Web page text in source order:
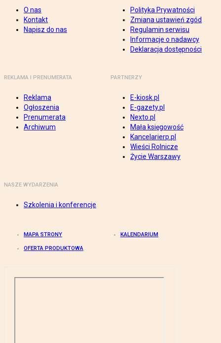
O nas
Kontakt
Napisz do nas
Polityka Prywatności
Zmiana ustawień zgód
Regulamin serwisu
Informacje o nadawcy
Deklaracja dostępności
REKLAMA I PRENUMERATA
Reklama
Ogłoszenia
Prenumerata
Archiwum
PARTNERZY
E-kiosk.pl
E-gazety.pl
Nexto.pl
Mała księgowość
Kancelarierp.pl
Wieści Rolnicze
Życie Warszawy
NASZE WYDARZENIA
Szkolenia i konferencje
MAPA STRONY KALENDARIUM
OFERTA PRODUKTOWA